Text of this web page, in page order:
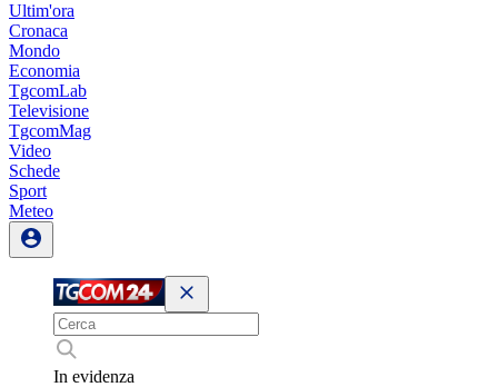
Ultim'ora
Cronaca
Mondo
Economia
TgcomLab
Televisione
TgcomMag
Video
Schede
Sport
Meteo
In evidenza